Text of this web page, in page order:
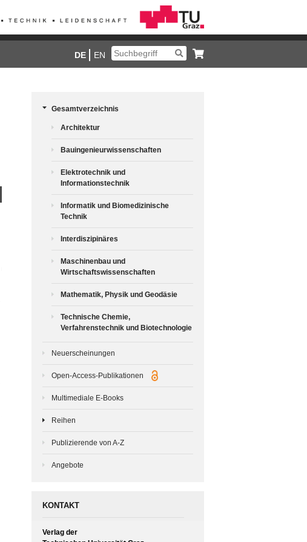
DE EN
Gesamtverzeichnis
Architektur
Bauingenieurwissenschaften
Elektrotechnik und
Informationstechnik
Informatik und Biomedizinische
Technik
Interdiszipinäres
Maschinenbau und
Wirtschaftswissenschaften
Mathematik, Physik und Geodäsie
Technische Chemie,
Verfahrenstechnik und Biotechnologie
Neuerscheinungen
Open-Access-Publikationen
Multimediale E-Books
Reihen
Publizierende von A-Z
Angebote
KONTAKT
Verlag der